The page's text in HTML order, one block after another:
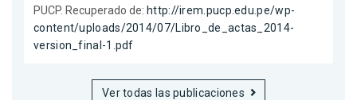
PUCP. Recuperado de: http://irem.pucp.edu.pe/wp-
content/uploads/2014/07/Libro_de_actas_2014-
version_final-1.pdf
Ver todas las publicaciones